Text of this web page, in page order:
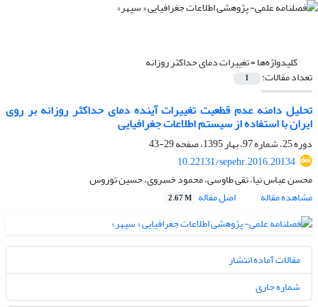
کلیدواژه‌ها =تغییرات دمای حداکثر روزانه
تعداد مقالات: 1
تحلیل دامنه عدم قطعیت تغییرات آینده دمای حداکثر روزانه بر روی
ایران با استفاده از سیستم اطلاعات جغرافیایی
دوره 25، شماره 97، بهار 1395، صفحه
29-43
10.22131/sepehr.2016.20134
محسن عباس نیا، تقی طاوسی، محمود خسروی، حسین توروس
مشاهده مقاله
اصل مقاله 2.67 M
مقالات آماده انتشار
شماره جاری